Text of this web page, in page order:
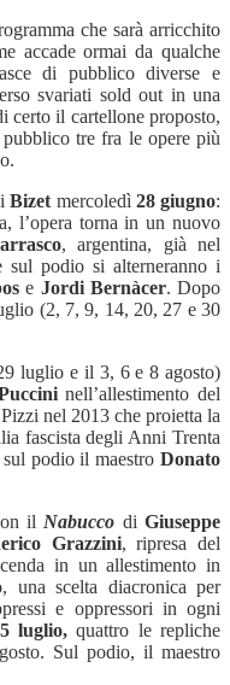
che sarà arricchito
accade ormai da qualche
di pubblico diverse e
svariati sold out in una
certo il cartellone proposto,
tre fra le opere più
Bizet mercoledì 28 giugno:
l’opera torna in un nuovo
, argentina, già nel
sul podio si alterneranno i
e Jordi Bernàcer. Dopo
(2, 7, 9, 14, 20, 27 e 30
luglio e il 3, 6 e 8 agosto)
nell’allestimento del
nel 2013 che proietta la
fascista degli Anni Trenta
sul podio il maestro Donato
il Nabucco diGiuseppe
Grazzini, ripresa del
in un allestimento in
scelta diacronica per
e oppressori in ogni
luglio,quattro le repliche
Sul podio, il maestro